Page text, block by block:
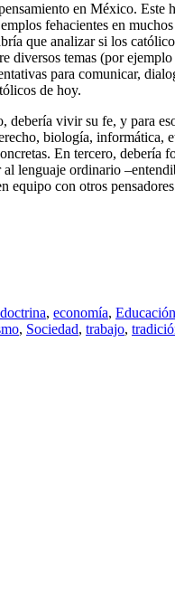
en México.
fehacientes en
que analizar si los
diversos temas (por
para comunicar,
de hoy.
vivir su fe, y para
biología, informática,
En tercero, debería
lenguaje ordinario
con otros
doctrina, economía, Educación
, Sociedad, trabajo,